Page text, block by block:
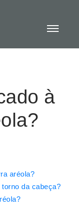
à
aréola?
da cabeça?